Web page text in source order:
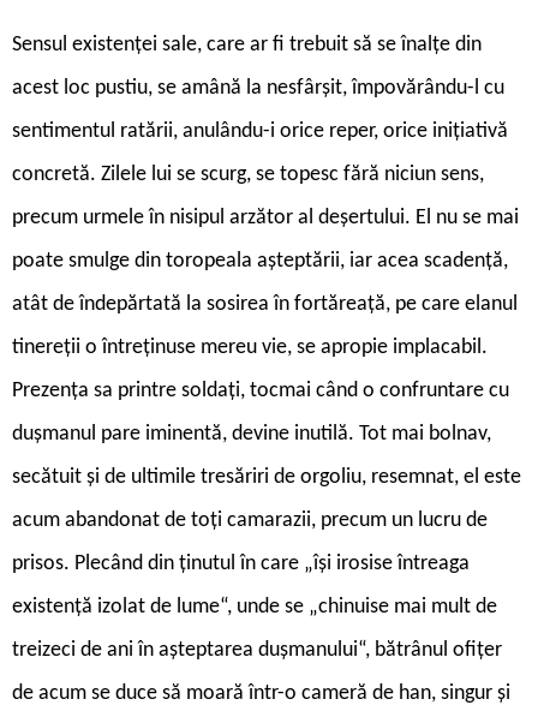
Sensul existenței sale, care ar fi trebuit să se înalțe din
acest loc pustiu, se amână la nesfârșit, împovărându-l cu
sentimentul ratării, anulându-i orice reper, orice inițiativă
concretă. Zilele lui se scurg, se topesc fără niciun sens,
precum urmele în nisipul arzător al deșertului. El nu se mai
poate smulge din toropeala așteptării, iar acea scadență,
atât de îndepărtată la sosirea în fortăreață, pe care elanul
tinereții o întreținuse mereu vie, se apropie implacabil.
Prezența sa printre soldați, tocmai când o confruntare cu
dușmanul pare iminentă, devine inutilă. Tot mai bolnav,
secătuit și de ultimile tresăriri de orgoliu, resemnat, el este
acum abandonat de toți camarazii, precum un lucru de
prisos. Plecând din ținutul în care „își irosise întreaga
existență izolat de lume“, unde se „chinuise mai mult de
treizeci de ani în așteptarea dușmanului“, bătrânul ofițer
de acum se duce să moară într-o cameră de han, singur și